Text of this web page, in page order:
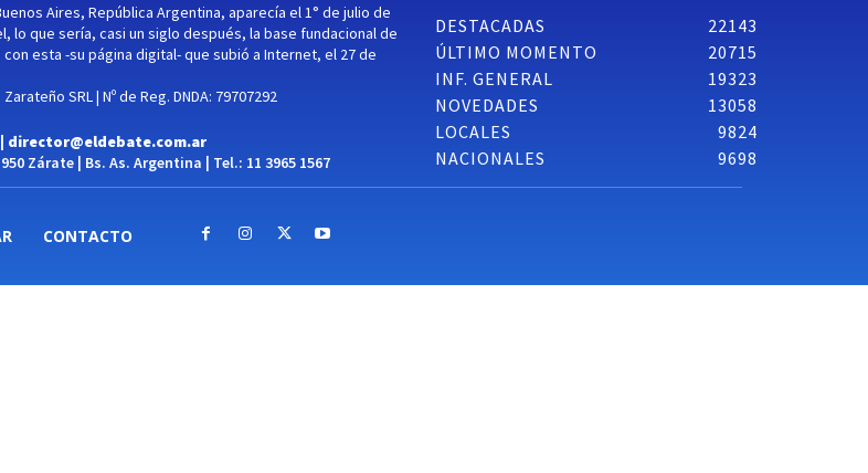
Aires, República Argentina, aparecía el 1° de julio de
lo que sería, casi un siglo después, la base fundacional de
con esta -su página digital- que subió a Internet, el 27 de
SRL | Nº de Reg. DNDA: 79707292
director@eldebate.com.ar
Zárate | Bs. As. Argentina | Tel.: 11 3965 1567
DESTACADAS
22143
ÚLTIMO MOMENTO
20715
INF. GENERAL
19323
NOVEDADES
13058
LOCALES
9824
NACIONALES
9698
CONTACTO